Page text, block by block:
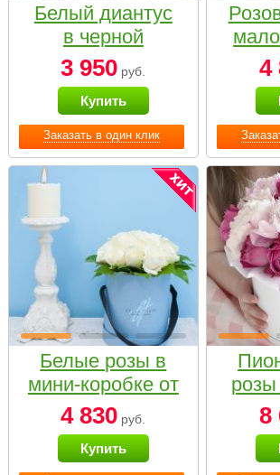
Заказать в один клик
Белый диантус
в черной
коробке Small
3 950 руб.
Купить
4
Белые розы в
мини-коробке от
Bella Fiori
4 830 руб.
Купить
8